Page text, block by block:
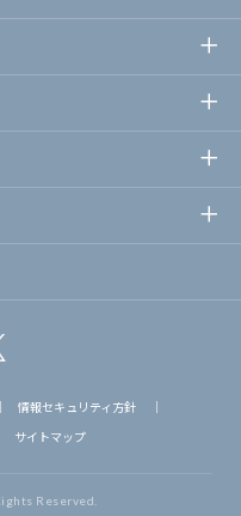
情報セキュリティ方針
サイトマップ
Reserved.